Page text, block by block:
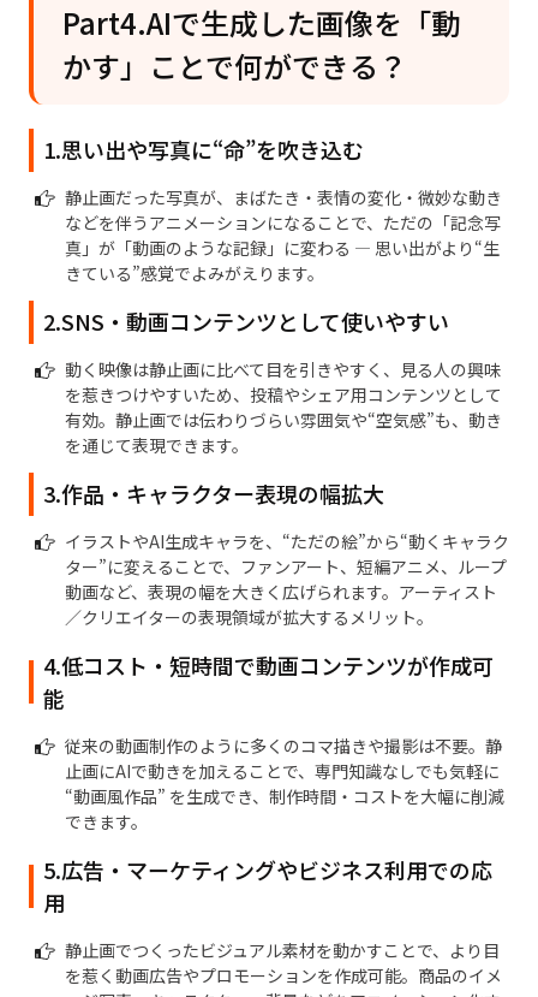
Part4.AIで生成した画像を「動
かす」ことで何ができる？
1.思い出や写真に“命”を吹き込む
静止画だった写真が、まばたき・表情の変化・微妙な動き
などを伴うアニメーションになることで、ただの「記念写
真」が「動画のような記録」に変わる — 思い出がより“生
きている”感覚でよみがえります。
2.SNS・動画コンテンツとして使いやすい
動く映像は静止画に比べて目を引きやすく、見る人の興味
を惹きつけやすいため、投稿やシェア用コンテンツとして
有効。静止画では伝わりづらい雰囲気や“空気感”も、動き
を通じて表現できます。
3.作品・キャラクター表現の幅拡大
イラストやAI生成キャラを、“ただの絵”から“動くキャラク
ター”に変えることで、ファンアート、短編アニメ、ループ
動画など、表現の幅を大きく広げられます。アーティスト
／クリエイターの表現領域が拡大するメリット。
4.低コスト・短時間で動画コンテンツが作成可
能
従来の動画制作のように多くのコマ描きや撮影は不要。静
止画にAIで動きを加えることで、専門知識なしでも気軽に
“動画風作品” を生成でき、制作時間・コストを大幅に削減
できます。
5.広告・マーケティングやビジネス利用での応
用
静止画でつくったビジュアル素材を動かすことで、より目
を惹く動画広告やプロモーションを作成可能。商品のイメ